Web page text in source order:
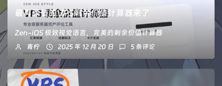
最具颜值的VPS剩余价值计算器来了
Zen-iOS 极致视觉语言，完美的剩余价值计算器
青柠 2025 年 12 月 20 日 5 条评论